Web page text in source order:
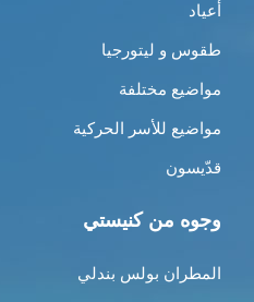
أعياد
طقوس و ليتورجيا
مواضيع مختلفة
مواضيع للأسر الحركية
قدّيسون
وجوه من كنيستي
المطران بولس بندلي